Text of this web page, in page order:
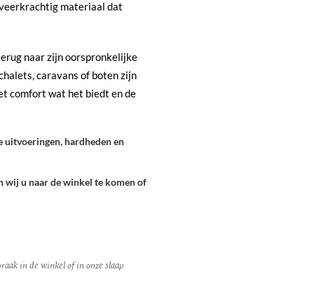
materiaal dat
naar zijn oorspronkelijke
caravans of boten zijn
comfort wat het biedt en de
uitvoeringen, hardheden en
wij u naar de winkel te komen of
in de winkel of in onze slaap